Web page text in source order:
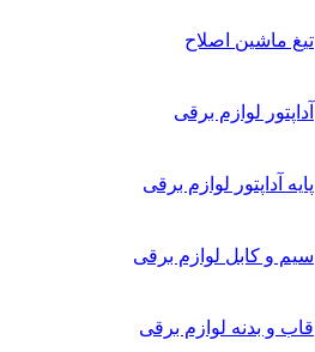
تیغ ماشین اصلاح
آداپتور لوازم برقی
پایه آداپتور لوازم برقی
سیم و کابل لوازم برقی
قاب و بدنه لوازم برقی